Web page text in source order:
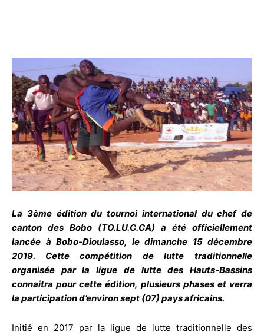
La 3ème édition du tournoi international du chef de
canton des Bobo (TO.LU.C.CA) a été officiellement
lancée à Bobo-Dioulasso, le dimanche 15 décembre
2019. Cette compétition de lutte traditionnelle
organisée par la ligue de lutte des Hauts-Bassins
connaitra pour cette édition, plusieurs phases et verra
la participation d’environ sept (07) pays africains.
Initié en 2017 par la ligue de lutte traditionnelle des